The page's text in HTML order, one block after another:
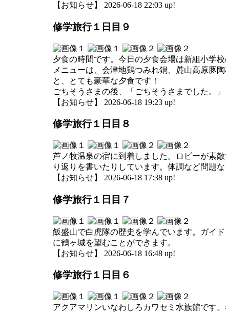
【お知らせ】 2026-06-18 22:03 up!
修学旅行１日目９
夕食の時間です。今日の夕食会場は新組小学校
メニューは、会津地鶏つみれ鍋、麓山高原豚
と、とても豪華な夕食です！
ごちそうさまの後、「ごちそうさまでした。
【お知らせ】 2026-06-18 19:23 up!
修学旅行１日目８
芦ノ牧温泉の宿に到着しました。ロビーが素
り返りを書いたりしています。体調など問題な
【お知らせ】 2026-06-18 17:38 up!
修学旅行１日目７
飯盛山で白虎隊の歴史を学んでいます。ガイ
に鶴ヶ城を望むことができます。
【お知らせ】 2026-06-18 16:48 up!
修学旅行１日目６
アクアマリンいなわしろカワセミ水族館です